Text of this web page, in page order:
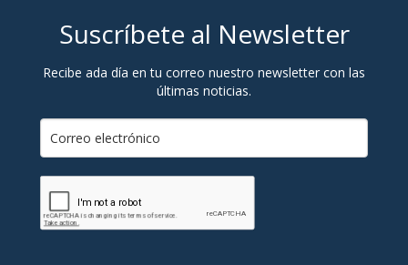
Suscríbete al Newsletter
Recibe ada día en tu correo nuestro newsletter con las
últimas noticias.